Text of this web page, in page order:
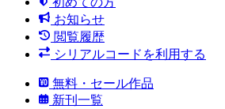
お知らせ
閲覧履歴
シリアルコードを利用する
無料・セール作品
新刊一覧